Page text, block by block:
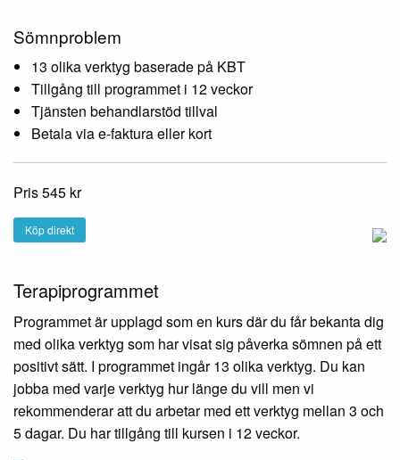
Sömnproblem
13 olika verktyg baserade på KBT
Tillgång till programmet i 12 veckor
Tjänsten behandlarstöd tillval
Betala via e-faktura eller kort
Pris 545 kr
Köp direkt
Terapiprogrammet
Programmet är upplagd som en kurs där du får bekanta dig
med olika verktyg som har visat sig påverka sömnen på ett
positivt sätt. I programmet ingår 13 olika verktyg. Du kan
jobba med varje verktyg hur länge du vill men vi
rekommenderar att du arbetar med ett verktyg mellan 3 och
5 dagar. Du har tillgång till kursen i 12 veckor.